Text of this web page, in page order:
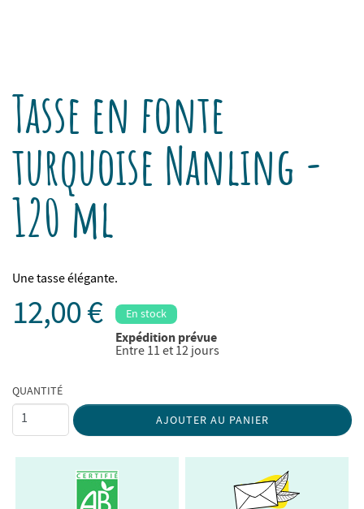
Tasse en fonte
turquoise Nanling -
120 ml
Une tasse élégante.
12,00 € En stock
Expédition prévue
Entre 11 et 12 jours
QUANTITÉ
AJOUTER AU PANIER